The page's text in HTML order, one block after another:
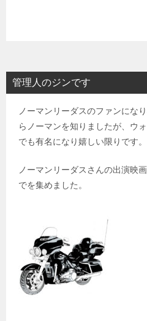
管理人のジンです
ノーマンリーダスのファンにな
らノーマンを知りましたが、ウ
でも有名になり嬉しい限りです。
ノーマンリーダスさんの出演映
でを集めました。